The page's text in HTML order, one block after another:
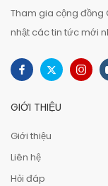
Tham gia cộng đồng
nhật các tin tức mới
GIỚI THIỆU
Giới thiệu
Liên hệ
Hỏi đáp